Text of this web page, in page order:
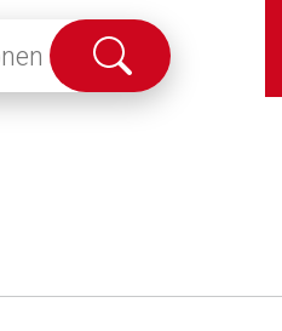
Suche
abschicken